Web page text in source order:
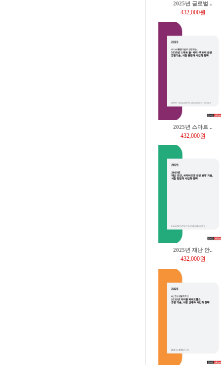
2025년 글로벌 ..
432,000원
2025년 스마트 ..
432,000원
2025년 재난 안..
432,000원